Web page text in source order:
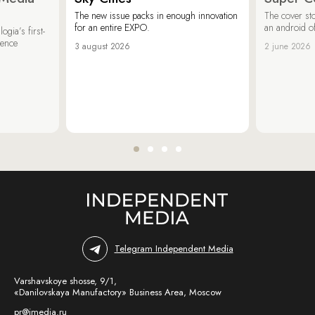
first-
The new issue packs in enough innovation
for an entire EXPO.
3 august 2026
The cover
an android
2 june 2026
Telegram Independent Media
Varshavskoye shosse, 9/1,
«Danilovskaya Manufactory» Business Area, Moscow
pr@imedia.ru